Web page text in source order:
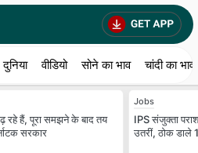
दुनिया वीडियो सोने का भाव चांदी का भाव
रहे हैं, पूरा समझने के बाद तय
सरकार
Jobs
IPS संजुक्ता
उतरीं, ठोक डाले